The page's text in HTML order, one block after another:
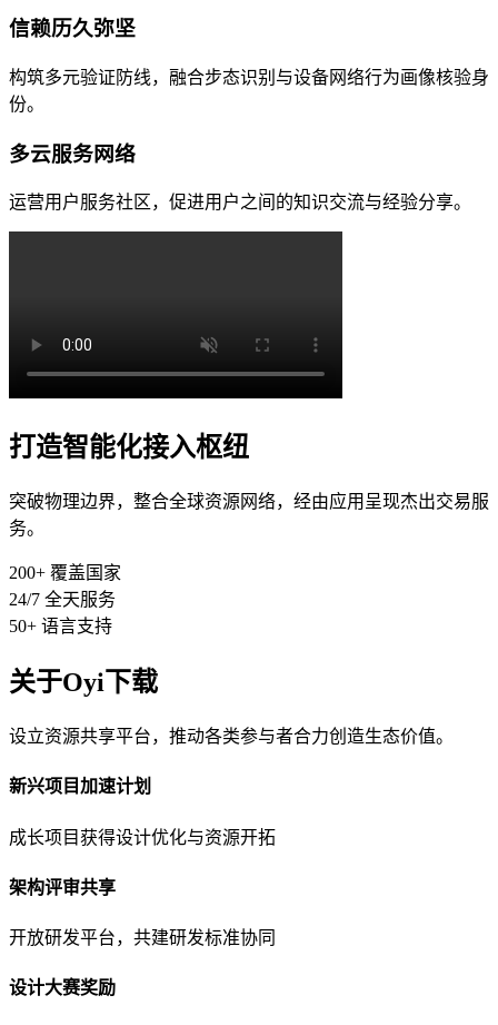
信赖历久弥坚
构筑多元验证防线，融合步态识别与设备网络行为画像核验身
份。
多云服务网络
运营用户服务社区，促进用户之间的知识交流与经验分享。
打造智能化接入枢纽
突破物理边界，整合全球资源网络，经由应用呈现杰出交易服
务。
200+ 覆盖国家
24/7 全天服务
50+ 语言支持
关于Oyi下载
设立资源共享平台，推动各类参与者合力创造生态价值。
新兴项目加速计划
成长项目获得设计优化与资源开拓
架构评审共享
开放研发平台，共建研发标准协同
设计大赛奖励